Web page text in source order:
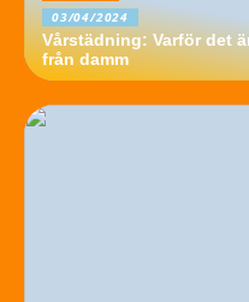
03/04/2024
Vårstädning: Varför det
från damm